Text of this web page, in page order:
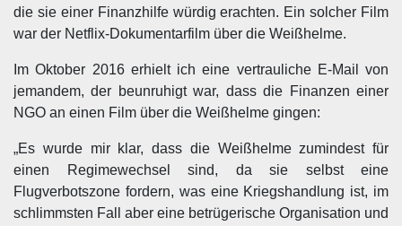
die sie einer Finanzhilfe würdig erachten. Ein solcher Film
war der Netflix-Dokumentarfilm über die Weißhelme.
Im Oktober 2016 erhielt ich eine vertrauliche E-Mail von
jemandem, der beunruhigt war, dass die Finanzen einer
NGO an einen Film über die Weißhelme gingen:
„Es wurde mir klar, dass die Weißhelme zumindest für
einen Regimewechsel sind, da sie selbst eine
Flugverbotszone fordern, was eine Kriegshandlung ist, im
schlimmsten Fall aber eine betrügerische Organisation und